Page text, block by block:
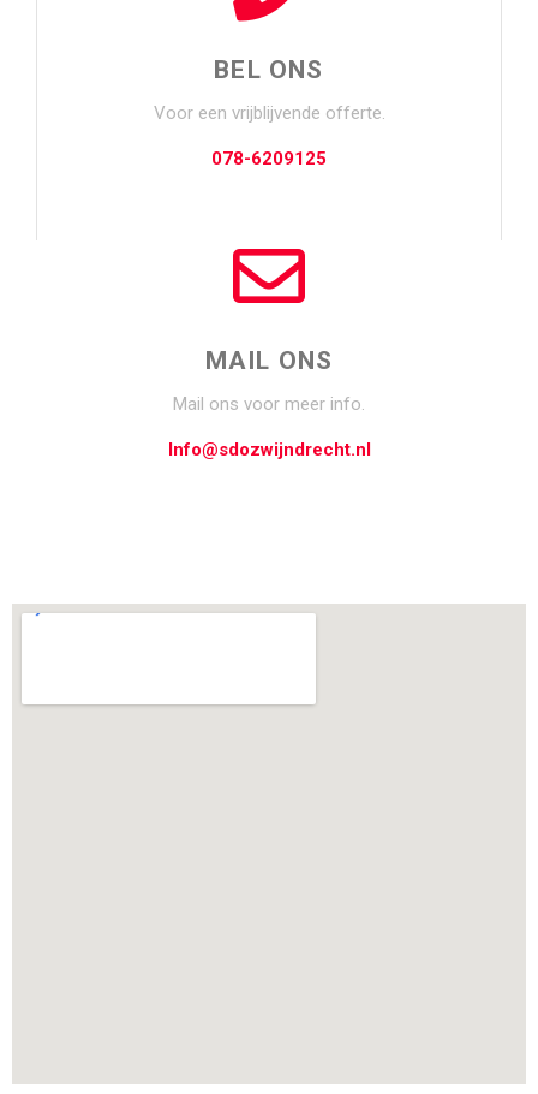
BEL ONS
Voor een vrijblijvende offerte.
078-6209125
MAIL ONS
Mail ons voor meer info.
Info@sdozwijndrecht.nl